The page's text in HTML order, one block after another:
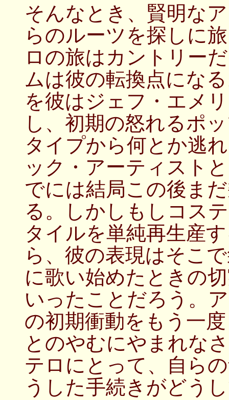
そんなとき、賢明な
らのルーツを探しに
ロの旅はカントリー
ムは彼の転換点にな
を彼はジェフ・エメ
し、初期の怒れるポ
タイプから何とか逃
ック・アーティスト
でには結局この後ま
る。しかしもしコス
タイルを単純再生産
ら、彼の表現はそこ
に歌い始めたときの
いったことだろう。
の初期衝動をもう一
とのやむにやまれな
テロにとって、自ら
うした手続きがどう